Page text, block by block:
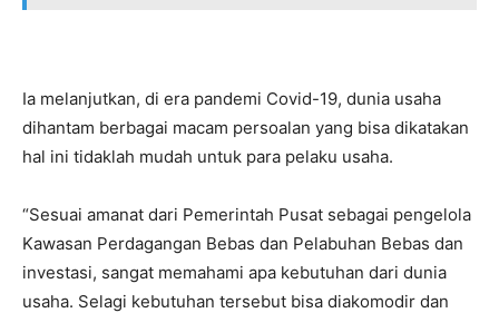
Ia melanjutkan, di era pandemi Covid-19, dunia usaha
dihantam berbagai macam persoalan yang bisa dikatakan
hal ini tidaklah mudah untuk para pelaku usaha.
“Sesuai amanat dari Pemerintah Pusat sebagai pengelola
Kawasan Perdagangan Bebas dan Pelabuhan Bebas dan
investasi, sangat memahami apa kebutuhan dari dunia
usaha. Selagi kebutuhan tersebut bisa diakomodir dan